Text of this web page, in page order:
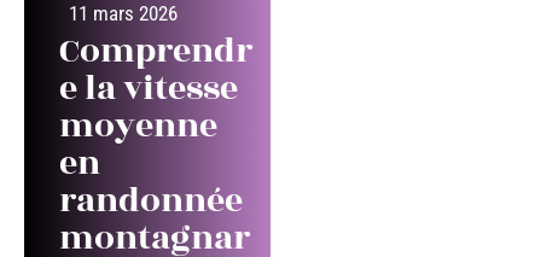
11 mars 2026
Comprendr
e la vitesse
moyenne
en
randonnée
montagnar